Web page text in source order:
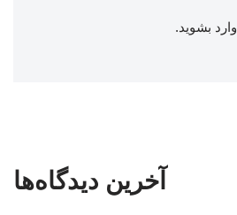
وارد بشوید.
آخرین دیدگاه‌ها